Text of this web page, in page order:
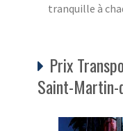
tranquille à
Prix
Saint-Martin-